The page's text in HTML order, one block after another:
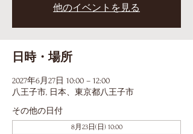
他のイベントを見る
日時・場所
2027年6月27日 10:00 – 12:00
八王子市, 日本、東京都八王子市
その他の日付
8月23日(日) 10:00